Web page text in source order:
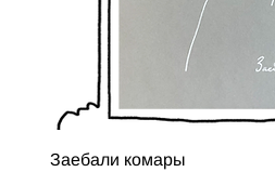
Заебали комары